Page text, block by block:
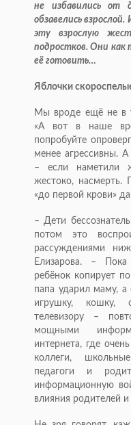
не избавились от
обзавелись
эту взрослую
подростков. Они как
её готовить…
Яблочки
Мы вроде ещё не в
«А вот в наше
попробуйте
менее агрессивны.
– если наметили
жестоко, насмерть.
«до первой крови»
– Дети
потом это
рассуждениями
Елизарова. –
ребёнок копирует
папа ударил маму,
игрушку, кошку,
телевизору –
мощными
интернета, где
коллеги,
педагоги и
информационную
влияния родителей